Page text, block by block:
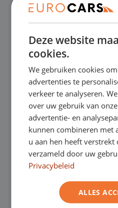
Online kopen, niet
Financial lease –
Gratis thuisbezorgd
Onze showrooms
Je bent van harte
showrooms om de
en natuurlijk voor een
kunt in Asten terecht
Deze website
cookies.
We gebruiken cookies
advertenties te
verkeer te analyseren.
over uw gebruik van
advertentie- en
kunnen combineren met
u aan hen heeft verstrekt
verzameld door uw
Privacybeleid
ALLES